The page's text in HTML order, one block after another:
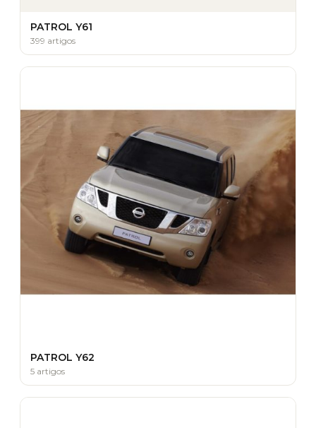
PATROL Y61
399 artigos
PATROL Y62
5 artigos